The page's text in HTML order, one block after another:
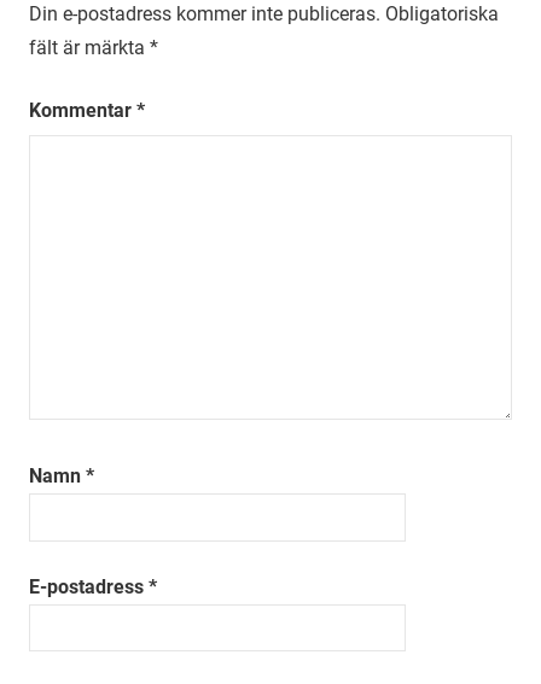
Din e-postadress kommer inte publiceras. Obligatoriska
fält är märkta *
Kommentar *
Namn *
E-postadress *